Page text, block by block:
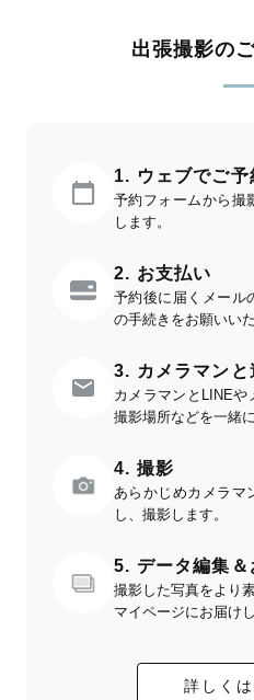
出張撮影の
1. ウェブでご予
予約フォームから撮
します。
2. お支払い
予約後に届くメール
の手続きをお願いいた
3. カメラマンと
カメラマンとLINE
撮影場所などを一緒
4. 撮影
あらかじめカメラマ
し、撮影します。
5. データ編集＆
撮影した写真をより
マイページにお届けし
詳しく